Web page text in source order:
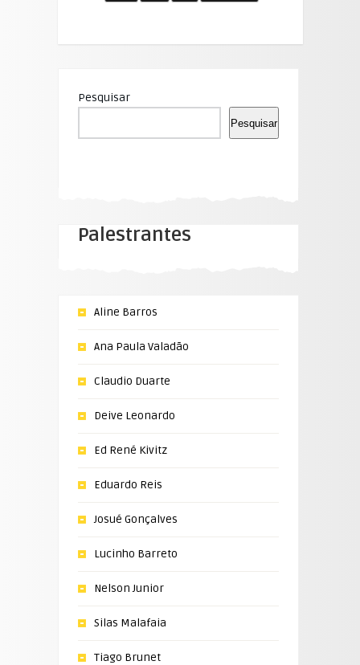
Pesquisar
Pesquisar
Palestrantes
Aline Barros
Ana Paula Valadão
Claudio Duarte
Deive Leonardo
Ed René Kivitz
Eduardo Reis
Josué Gonçalves
Lucinho Barreto
Nelson Junior
Silas Malafaia
Tiago Brunet